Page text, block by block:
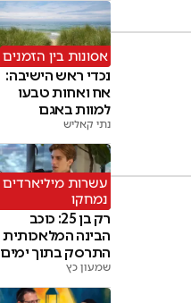
אסונות בין הזמנים
נכדי ראש הישיבה:
אח ואחות טבעו
למוות באגם
נתי קאליש
עשרות מיליארדים
נמחקו
רק בן 25: כוכב
הבינה המלאכותית
התרסק בתוך ימים
שמעון כץ